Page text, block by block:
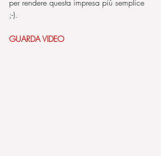
per rendere questa impresa più semplice
;-).
GUARDA VIDEO